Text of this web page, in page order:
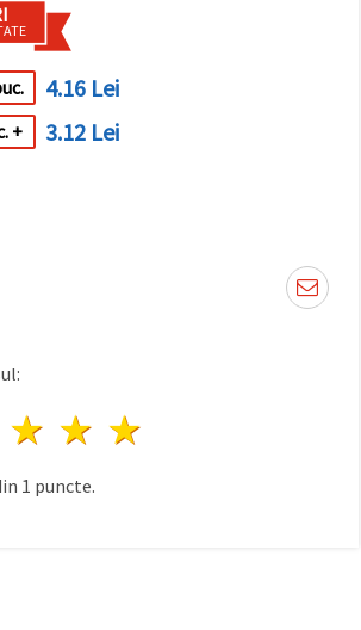
4.16 Lei
+ 3.12 Lei
4 stele
3 stele
2 stele
1 puncte.